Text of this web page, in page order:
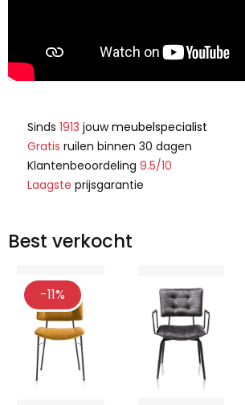
Sinds 1913 jouwmeubelspecialist
Gratis ruilen binnen 30 dagen
Klantenbeoordeling 9.5/10
Laagste prijsgarantie
Best verkocht
-11%